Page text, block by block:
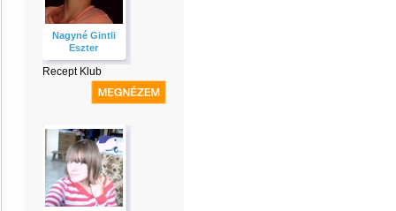
Nagyné Gintli
Eszter
Recept Klub